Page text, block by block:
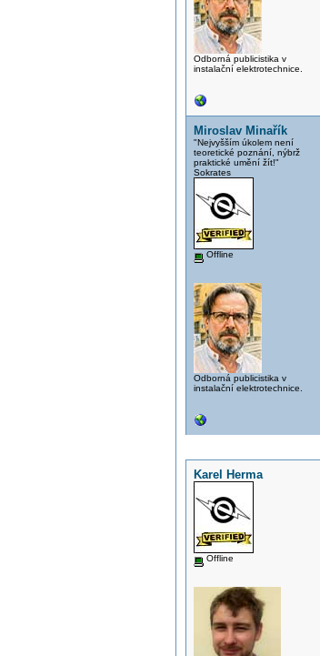
Odborná publicistika v
instalační elektrotechnice.
Miroslav Minařík
"Nejvyšším úkolem není
teoretické poznání, nýbrž
praktické umění žít!"
Sokrates
Offline
Odborná publicistika v
instalační elektrotechnice.
Karel Herma
Offline